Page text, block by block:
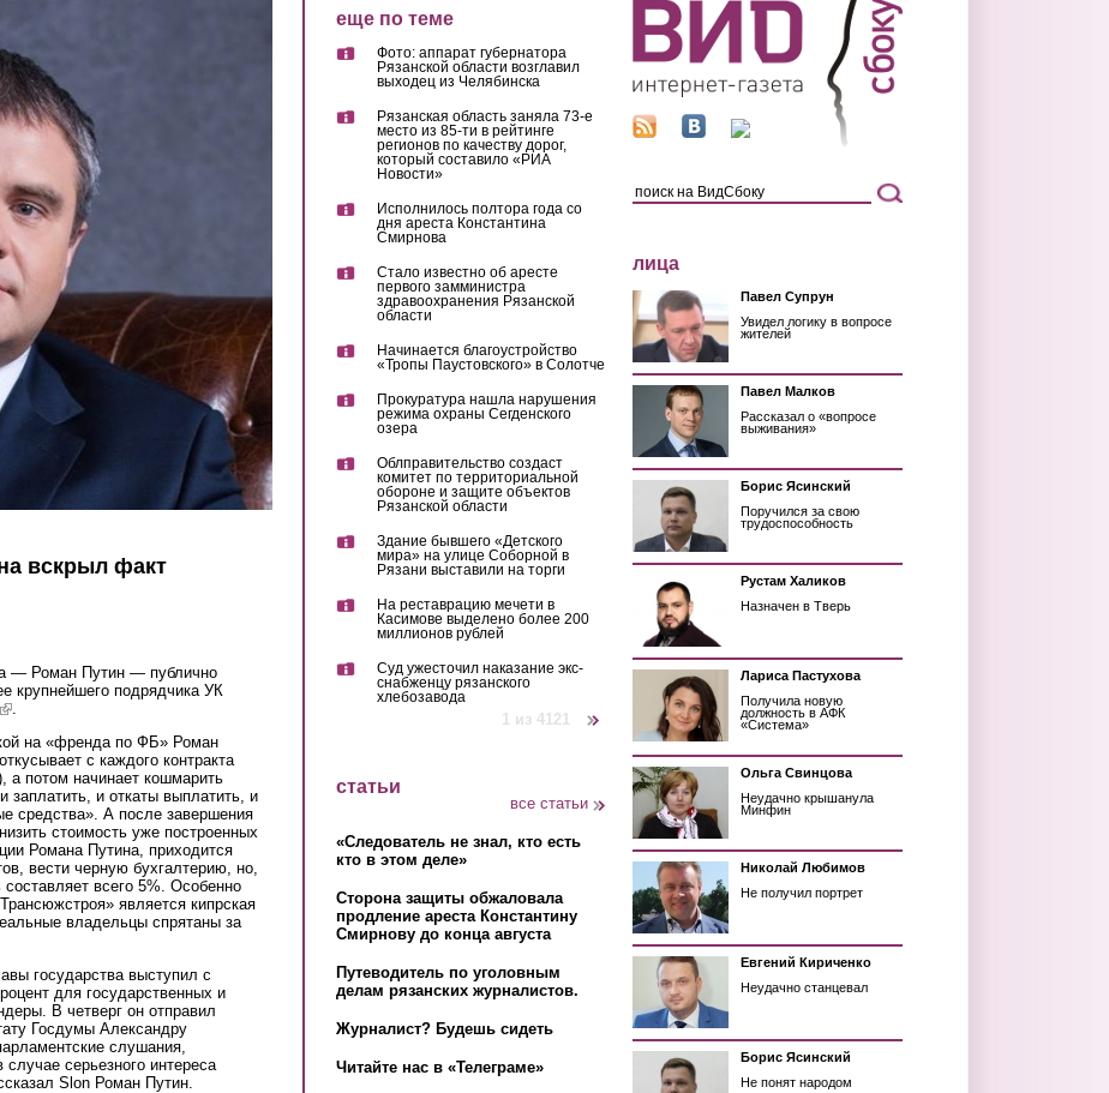
вскрыл факт
— Роман Путин — публично
крупнейшего подрядчика УК
(link is external)
.
на «френда по ФБ» Роман
с каждого контракта
а потом начинает кошмарить
заплатить, и откаты выплатить, и
средства». А после завершения
стоимость уже построенных
Романа Путина, приходится
вести черную бухгалтерию, но,
всего 5%. Особенно
является кипрская
владельцы спрятаны за
государства выступил с
для государственных и
В четверг он отправил
Госдумы Александру
слушания,
серьезного интереса
Slon Роман Путин.
еще по теме
Фото: аппарат губернатора
Рязанской области возглавил
выходец из Челябинска
Рязанская область заняла 73-е
место из 85-ти в рейтинге
регионов по качеству дорог,
который составило «РИА
Новости»
Исполнилось полтора года со
дня ареста Константина
Смирнова
Стало известно об аресте
первого замминистра
здравоохранения Рязанской
области
Начинается благоустройство
«Тропы Паустовского» в Солотче
Прокуратура нашла нарушения
режима охраны Сегденского
озера
Облправительство создаст
комитет по территориальной
обороне и защите объектов
Рязанской области
Здание бывшего «Детского
мира» на улице Соборной в
Рязани выставили на торги
На реставрацию мечети в
Касимове выделено более 200
миллионов рублей
Суд ужесточил наказание экс-
снабженцу рязанского
хлебозавода
1 из 4121
статьи
все статьи
«Следователь не знал, кто есть
кто в этом деле»
Сторона защиты обжаловала
продление ареста Константину
Смирнову до конца августа
Путеводитель по уголовным
делам рязанских журналистов.
Журналист? Будешь сидеть
Читайте нас в «Телеграме»
лица
Павел Супрун
Увидел логику в вопросе
жителей
Павел Малков
Рассказал о «вопросе
выживания»
Борис Ясинский
Поручился за свою
трудоспособность
Рустам Халиков
Назначен в Тверь
Лариса Пастухова
Получила новую
должность в АФК
«Система»
Ольга Свинцова
Неудачно крышанула
Минфин
Николай Любимов
Не получил портрет
Евгений Кириченко
Неудачно станцевал
Борис Ясинский
Не понят народом